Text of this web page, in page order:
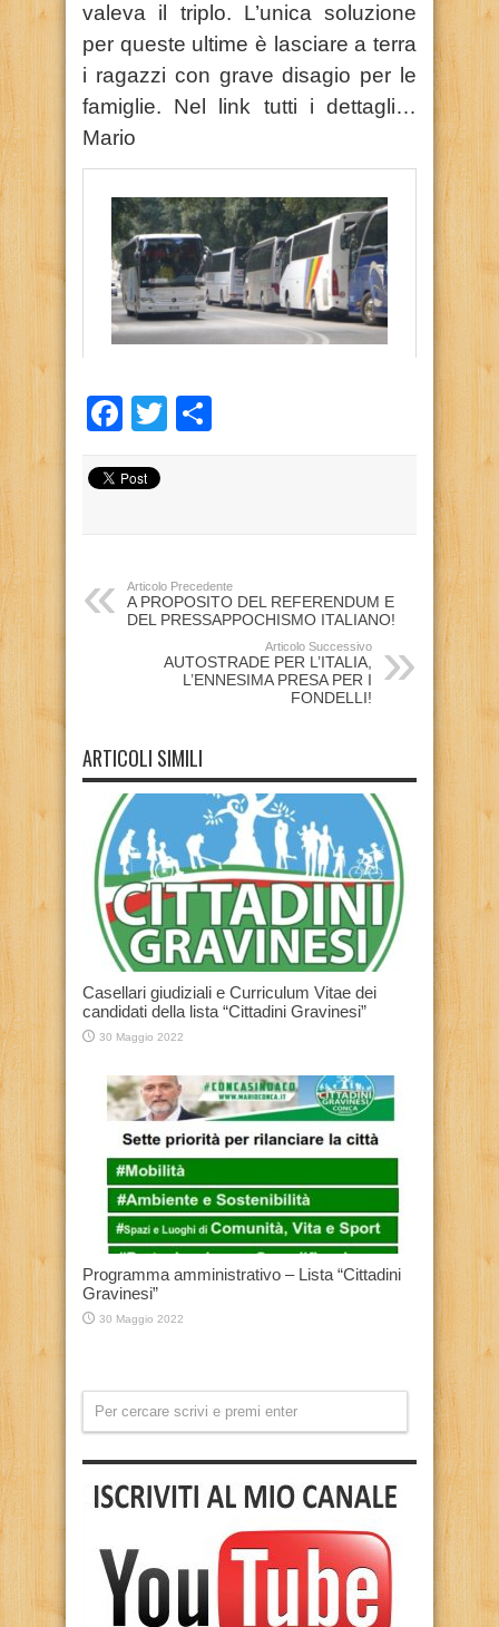
valeva il triplo. L’unica soluzione
per queste ultime è lasciare a terra
i ragazzi con grave disagio per le
famiglie. Nel link tutti i dettagli…
Mario
Facebook
Twitter
Articolo Precedente
A PROPOSITO DEL REFERENDUM E
DEL PRESSAPPOCHISMO ITALIANO!
Articolo Successivo
AUTOSTRADE PER L’ITALIA,
L’ENNESIMA PRESA PER I
FONDELLI!
ARTICOLI SIMILI
Casellari giudiziali e Curriculum Vitae dei
candidati della lista “Cittadini Gravinesi”
30 Maggio 2022
Programma amministrativo – Lista “Cittadini
Gravinesi”
30 Maggio 2022